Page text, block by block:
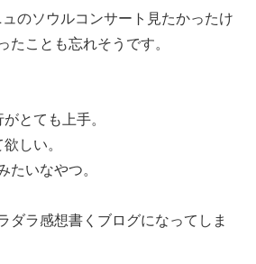
のソウルコンサート見たかったけ
たことも忘れそうです。
とても上手。
しい。
たいなやつ。
ダラ感想書くブログになってしま